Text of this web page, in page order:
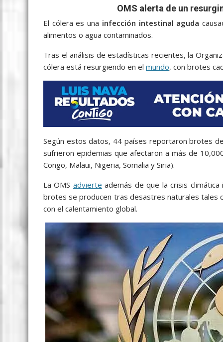
o
o
k
A
p
p
n
g
er
e a
OMS alerta de un
El cólera es una infección intestinal aguda
alimentos o agua contaminados.
Tras el análisis de estadísticas recientes, la
cólera está resurgiendo en el mundo, con brotes
Según estos datos, 44 países reportaron brotes
sufrieron epidemias que afectaron a más de
Congo, Malaui, Nigeria, Somalia y Siria).
La OMS advierte además de que la crisis
brotes se producen tras desastres naturales tales
con el calentamiento global.